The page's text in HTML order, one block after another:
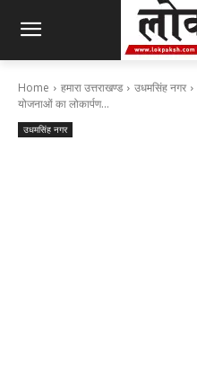
Home हमारा उत्तराखण्ड उधमसिंह नगर
योजनाओं का लोकार्पण...
उधमसिंह नगर